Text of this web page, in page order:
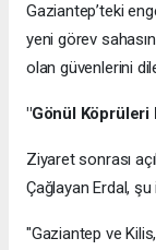
Gaziantep’teki
yeni görev
olan güvenlerini
"Gönül Köprüleri
Ziyaret sonrası
Çağlayan Erdal, şu
"Gaziantep ve